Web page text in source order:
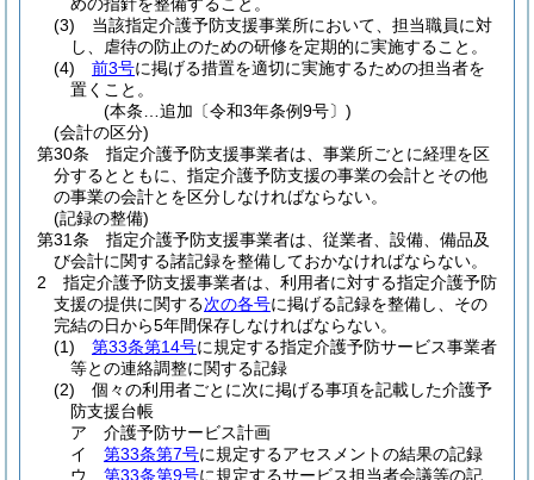
(3)
当該指定介護予防支援事業所において、担当職員に対
し、虐待の防止のための研修を定期的に実施すること。
(4)
前3号に掲げる措置を適切に実施するための担当者を
置くこと。
(本条…追加〔令和3年条例9号〕)
(会計の区分)
第30条
指定介護予防支援事業者は、事業所ごとに経理を区
分するとともに、指定介護予防支援の事業の会計とその他
の事業の会計とを区分しなければならない。
(記録の整備)
第31条
指定介護予防支援事業者は、従業者、設備、備品及
び会計に関する諸記録を整備しておかなければならない。
2
指定介護予防支援事業者は、利用者に対する指定介護予防
支援の提供に関する次の各号に掲げる記録を整備し、その
完結の日から5年間保存しなければならない。
(1)
第33条第14号に規定する指定介護予防サービス事業者
等との連絡調整に関する記録
(2)
個々の利用者ごとに次に掲げる事項を記載した介護予
防支援台帳
ア
介護予防サービス計画
イ
第33条第7号に規定するアセスメントの結果の記録
ウ
第33条第9号に規定するサービス担当者会議等の記